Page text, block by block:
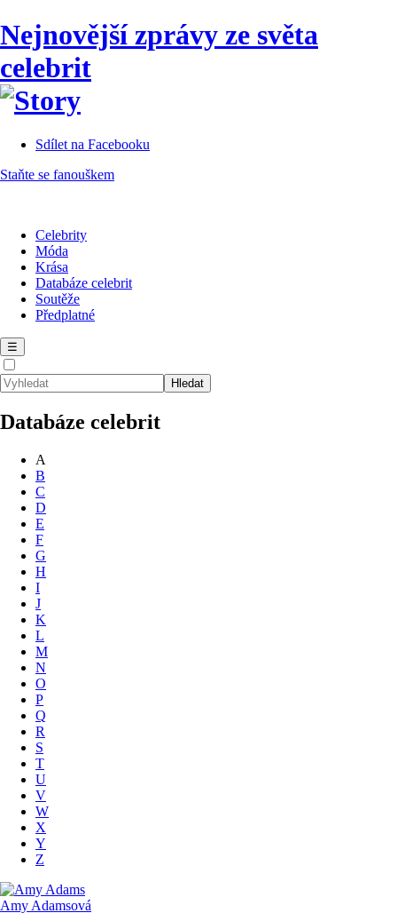
Nejnovější zprávy ze světa
celebrit
Sdílet na Facebooku
Staňte se fanouškem
Celebrity
Móda
Krása
Databáze celebrit
Soutěže
Předplatné
☰
Databáze celebrit
A
B
C
D
E
F
G
H
I
J
K
L
M
N
O
P
Q
R
S
T
U
V
W
X
Y
Z
Amy Adamsová